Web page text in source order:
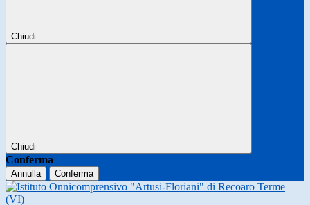
Chiudi
Chiudi
Conferma
Annulla Conferma